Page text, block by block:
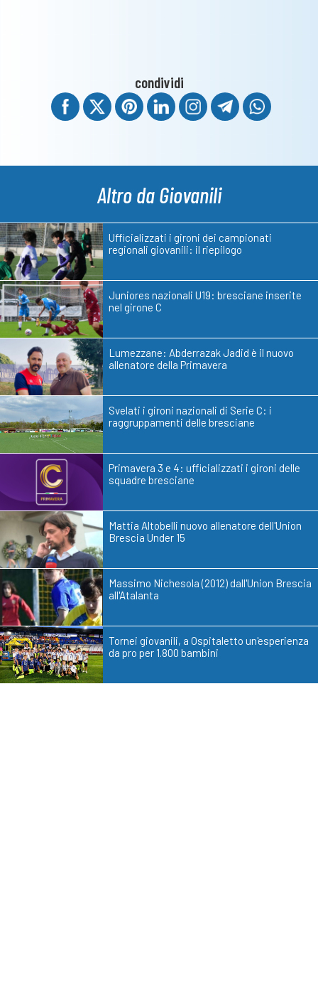
condividi
Altro da Giovanili
Ufficializzati i gironi dei campionati
regionali giovanili: il riepilogo
Juniores nazionali U19: bresciane inserite
nel girone C
Lumezzane: Abderrazak Jadid è il nuovo
allenatore della Primavera
Svelati i gironi nazionali di Serie C: i
raggruppamenti delle bresciane
Primavera 3 e 4: ufficializzati i gironi delle
squadre bresciane
Mattia Altobelli nuovo allenatore dell'Union
Brescia Under 15
Massimo Nichesola (2012) dall'Union Brescia
all'Atalanta
Tornei giovanili, a Ospitaletto un'esperienza
da pro per 1.800 bambini